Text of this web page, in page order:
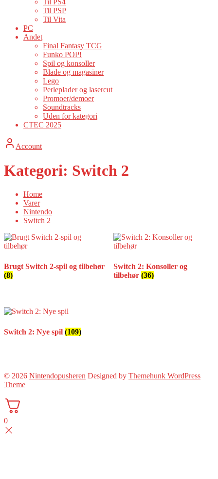
Til PS4
Til PSP
Til Vita
PC
Andet
Final Fantasy TCG
Funko POP!
Spil og konsoller
Blade og magasiner
Lego
Perleplader og lasercut
Promoer/demoer
Soundtracks
Uden for kategori
CTEC 2025
Account
Kategori: Switch 2
Home
Varer
Nintendo
Switch 2
Brugt Switch 2-spil og tilbehør
(8)
Switch 2: Konsoller og
tilbehør (36)
Switch 2: Nye spil (109)
© 2026 Nintendopusheren Designed by Themehunk WordPress
Theme
0